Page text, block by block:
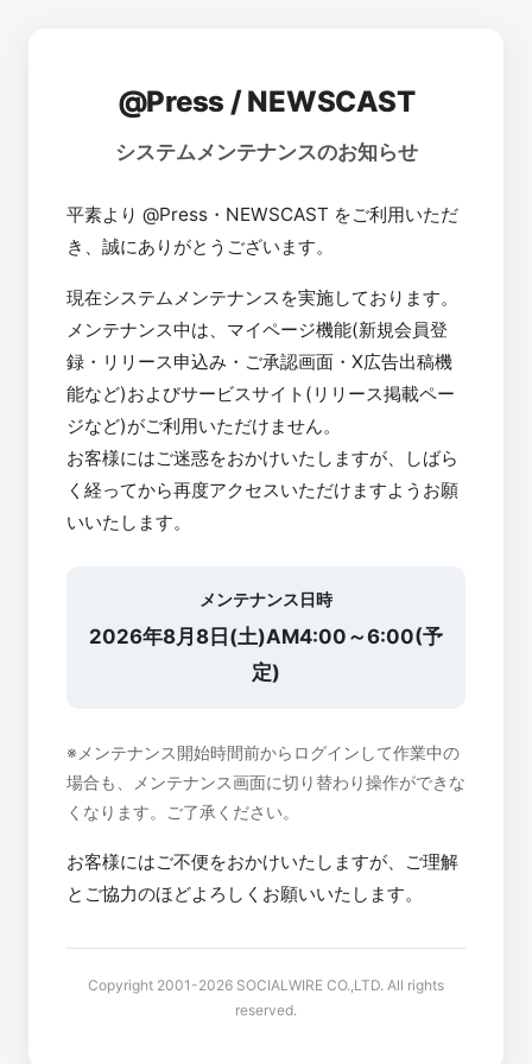
@Press / NEWSCAST
システムメンテナンスのお知らせ
平素より @Press・NEWSCAST をご利用いただ
き、誠にありがとうございます。
現在システムメンテナンスを実施しております。
メンテナンス中は、マイページ機能(新規会員登
録・リリース申込み・ご承認画面・X広告出稿機
能など)およびサービスサイト(リリース掲載ペー
ジなど)がご利用いただけません。
お客様にはご迷惑をおかけいたしますが、しばら
く経ってから再度アクセスいただけますようお願
いいたします。
メンテナンス日時
2026年8月8日(土)AM4:00～6:00(予
定)
※メンテナンス開始時間前からログインして作業中の
場合も、メンテナンス画面に切り替わり操作ができな
くなります。ご了承ください。
お客様にはご不便をおかけいたしますが、ご理解
とご協力のほどよろしくお願いいたします。
Copyright 2001-2026 SOCIALWIRE CO.,LTD. All rights
reserved.